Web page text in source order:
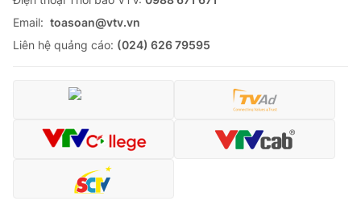
Email: toasoan@vtv.vn
Liên hệ quảng cáo: (024) 626 79595